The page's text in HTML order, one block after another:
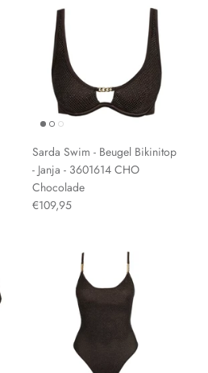
Sarda Swim - Beugel Bikinitop
- Janja - 3601614 CHO
Chocolade
€109,95